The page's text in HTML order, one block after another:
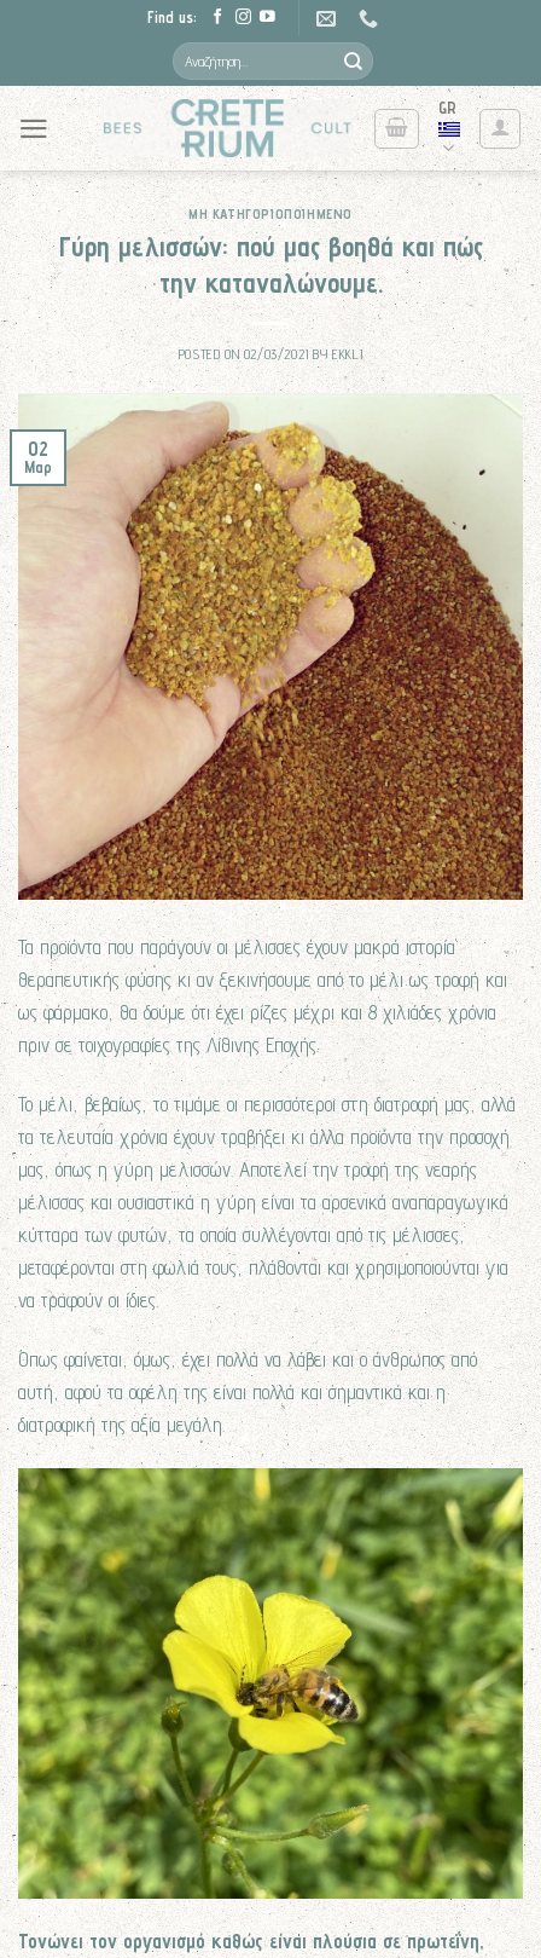
content
Find us:
Αναζήτηση
για:
GR
ΜΗ ΚΑΤΗΓΟΡΙΟΠΟΙΗΜΈΝΟ
Γύρη μελισσών: πού μας βοηθά και πώς
την καταναλώνουμε.
POSTED ON 02/03/2021BYEKKLI
02
Μαρ
Τα προϊόντα που παράγουν οι μέλισσες έχουν μακρά ιστορία
θεραπευτικής φύσης κι αν ξεκινήσουμε από το μέλι ως τροφή και
ως φάρμακο, θα δούμε ότι έχει ρίζες μέχρι και 8 χιλιάδες χρόνια
πριν σε τοιχογραφίες της Λίθινης Εποχής.
Το μέλι, βεβαίως, το τιμάμε οι περισσότεροι στη διατροφή μας, αλλά
τα τελευταία χρόνια έχουν τραβήξει κι άλλα προϊόντα την προσοχή
μας, όπως η γύρη μελισσών. Αποτελεί την τροφή της νεαρής
μέλισσας και ουσιαστικά η γύρη είναι τα αρσενικά αναπαραγωγικά
κύτταρα των φυτών, τα οποία συλλέγονται από τις μέλισσες,
μεταφέρονται στη φωλιά τους, πλάθονται και χρησιμοποιούνται για
να τραφούν οι ίδιες.
Όπως φαίνεται, όμως, έχει πολλά να λάβει και ο άνθρωπος από
αυτή, αφού τα οφέλη της είναι πολλά και σημαντικά και η
διατροφική της αξία μεγάλη.
Τονώνει τον οργανισμό καθώς είναι πλούσια σε πρωτεΐνη,